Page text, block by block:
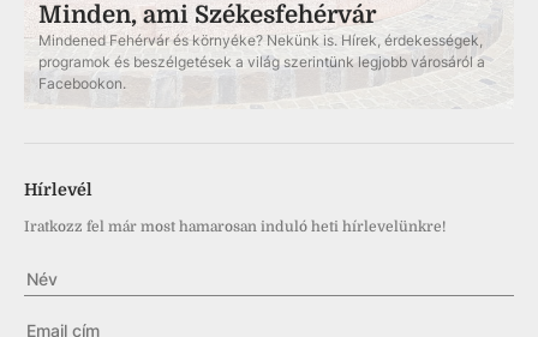
Minden, ami Székesfehérvár
Mindened Fehérvár és környéke? Nekünk is. Hírek, érdekességek,
programok és beszélgetések a világ szerintünk legjobb városáról a
Facebookon.
Hírlevél
Iratkozz fel már most hamarosan induló heti hírlevelünkre!